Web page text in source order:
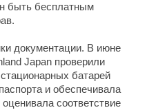
быть бесплатным
документации. В июне
Japan проверили
батарей
и обеспечивала
соответствие